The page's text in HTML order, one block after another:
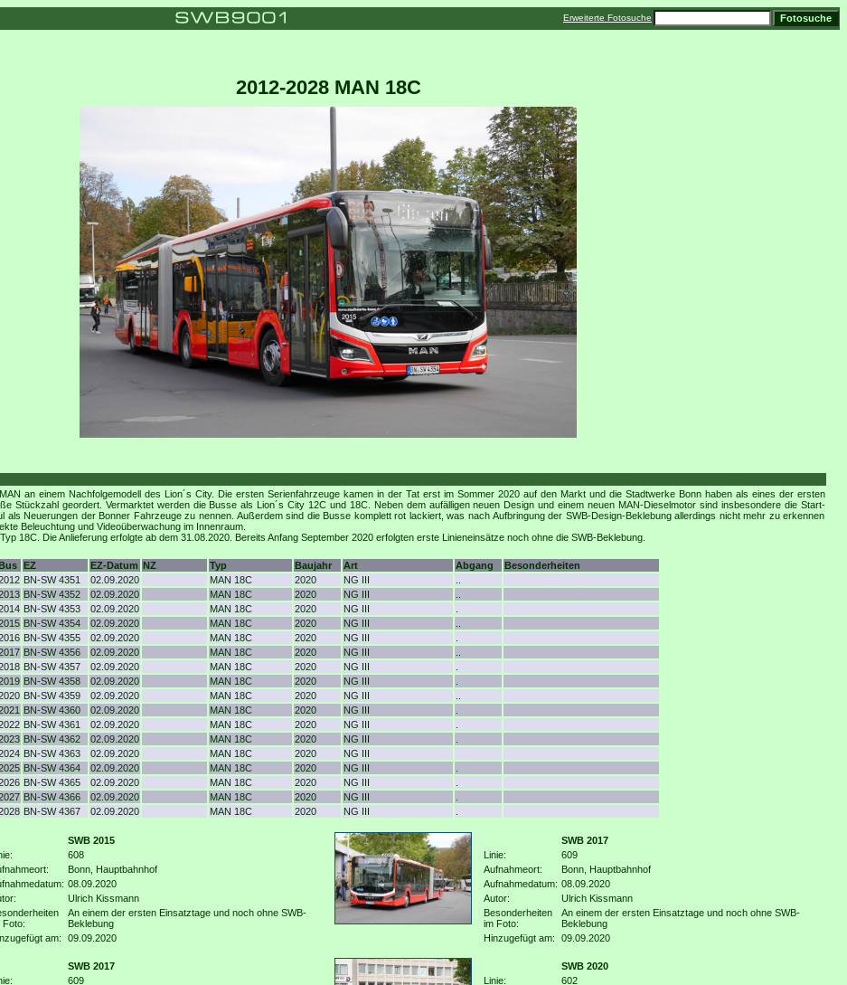
Erweiterte Fotosuche
2012-2028 MAN 18C
an einem Nachfolgemodell des Lion´s City. Die ersten Serienfahrzeuge kamen in der Tat erst im Sommer 2020 auf den Markt und die Stadtwerke Bonn haben als eines der ersten
Stückzahl geordert. Vermarktet werden die Busse als Lion´s City 12C und 18C. Neben dem aufälligen neuen Design und einem neuen MAN-Dieselmotor sind insbesondere die Start-
als Neuerungen der Bonner Fahrzeuge zu nennen. Außerdem sind die Busse komplett rot lackiert, was nach Aufbringung der SWB-Design-Beklebung allerdings nicht mehr zu erkennen
Beleuchtung und Videoüberwachung im Innenraum.
18C. Die Anlieferung erfolgte ab dem 31.08.2020. Bereits Anfang September 2020 erfolgten erste Linieneinsätze noch ohne die SWB-Beklebung.
EZ EZ-Datum NZ Typ Baujahr Art Abgang
Besonderheiten
BN-SW 4351 02.09.2020 MAN 18C 2020 NG III
BN-SW 4352 02.09.2020 MAN 18C 2020 NG III
BN-SW 4353 02.09.2020 MAN 18C 2020 NG III
BN-SW 4354 02.09.2020 MAN 18C 2020 NG III
BN-SW 4355 02.09.2020 MAN 18C 2020 NG III
BN-SW 4356 02.09.2020 MAN 18C 2020 NG III
BN-SW 4357 02.09.2020 MAN 18C 2020 NG III
BN-SW 4358 02.09.2020 MAN 18C 2020 NG III
BN-SW 4359 02.09.2020 MAN 18C 2020 NG III
BN-SW 4360 02.09.2020 MAN 18C 2020 NG III
BN-SW 4361 02.09.2020 MAN 18C 2020 NG III
BN-SW 4362 02.09.2020 MAN 18C 2020 NG III
BN-SW 4363 02.09.2020 MAN 18C 2020
NG III
BN-SW 4364 02.09.2020 MAN 18C 2020 NG III
BN-SW 4365 02.09.2020 MAN 18C 2020 NG III
BN-SW 4366 02.09.2020 MAN 18C 2020 NG III
BN-SW 4367 02.09.2020 MAN 18C 2020 NG III
SWB 2015
608
Bonn, Hauptbahnhof
08.09.2020
Ulrich Kissmann
Foto:
An einem der ersten Einsatztage und noch ohne SWB-
Beklebung
am:
09.09.2020
SWB 2017
Linie:
609
Aufnahmeort:
Bonn, Hauptbahnhof
Aufnahmedatum: 08.09.2020
Autor:
Ulrich Kissmann
Besonderheiten
im Foto:
An einem der ersten Einsatztage und noch ohne SWB-
Beklebung
Hinzugefügt am:
09.09.2020
SWB 2017
609
SWB 2020
Linie:
602